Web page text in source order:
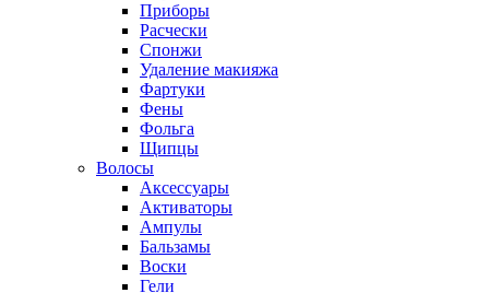
Приборы
Расчески
Спонжи
Удаление макияжа
Фартуки
Фены
Фольга
Щипцы
Волосы
Аксессуары
Активаторы
Ампулы
Бальзамы
Воски
Гели